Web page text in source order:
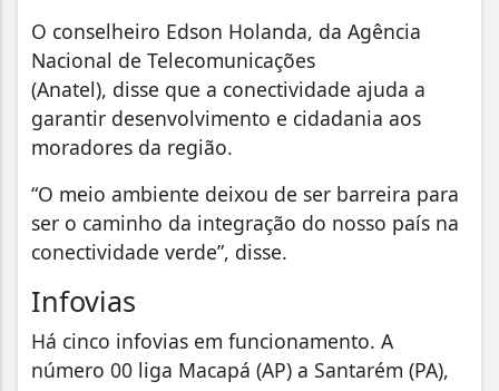
O conselheiro Edson Holanda, da Agência
Nacional de Telecomunicações
(Anatel), disse que a conectividade ajuda a
garantir desenvolvimento e cidadania aos
moradores da região.
“O meio ambiente deixou de ser barreira para
ser o caminho da integração do nosso país na
conectividade verde”, disse.
Infovias
Há cinco infovias em funcionamento. A
número 00 liga Macapá (AP) a Santarém (PA),